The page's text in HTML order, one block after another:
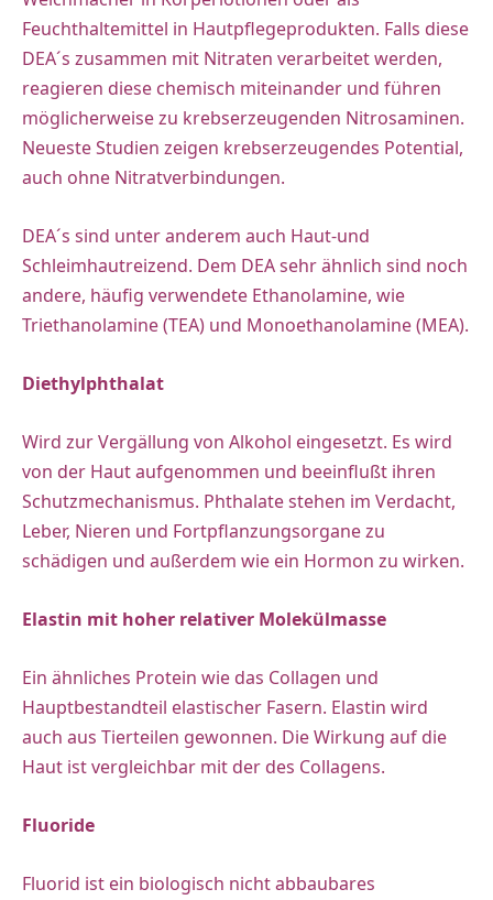
Feuchthaltemittel in Hautpflegeprodukten. Falls diese
DEA´s zusammen mit Nitraten verarbeitet werden,
reagieren diese chemisch miteinander und führen
möglicherweise zu krebserzeugenden Nitrosaminen.
Neueste Studien zeigen krebserzeugendes Potential,
auch ohne Nitratverbindungen.
DEA´s sind unter anderem auch Haut-und
Schleimhautreizend. Dem DEA sehr ähnlich sind noch
andere, häufig verwendete Ethanolamine, wie
Triethanolamine (TEA) und Monoethanolamine (MEA).
Diethylphthalat
Wird zur Vergällung von Alkohol eingesetzt. Es wird
von der Haut aufgenommen und beeinflußt ihren
Schutzmechanismus. Phthalate stehen im Verdacht,
Leber, Nieren und Fortpflanzungsorgane zu
schädigen und außerdem wie ein Hormon zu wirken.
Elastin mit hoher relativer Molekülmasse
Ein ähnliches Protein wie das Collagen und
Hauptbestandteil elastischer Fasern. Elastin wird
auch aus Tierteilen gewonnen. Die Wirkung auf die
Haut ist vergleichbar mit der des Collagens.
Fluoride
Fluorid ist ein biologisch nicht abbaubares